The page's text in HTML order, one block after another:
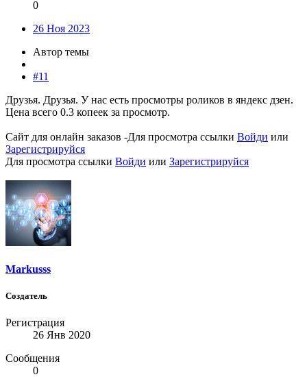
0
26 Ноя 2023
Автор темы
#11
Друзья. Друзья. У нас есть просмотры роликов в яндекс дзен.
Цена всего 0.3 копеек за просмотр.
Сайт для онлайн заказов -Для просмотра ссылки Войди или
Зарегистрируйся
Для просмотра ссылки Войди или Зарегистрируйся
Markusss
Создатель
Регистрация
26 Янв 2020
Сообщения
0